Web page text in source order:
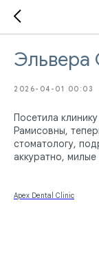
Эльвера
2026-04-01 00:03
Посетила
Рамисовны,
стоматологу,
аккуратно,
Apex Dental Clinic